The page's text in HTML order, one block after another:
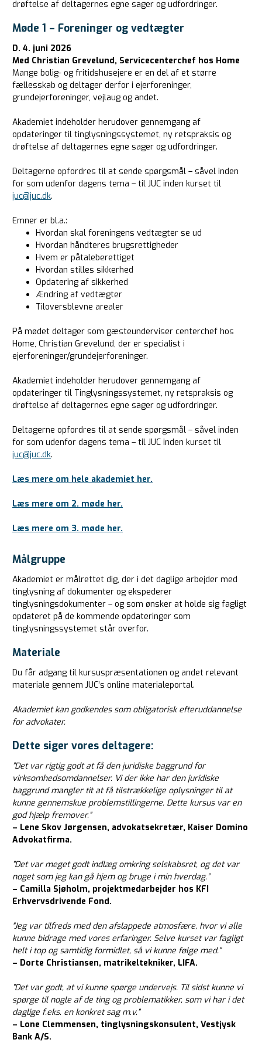
drøftelse af deltagernes egne sager og udfordringer.
Møde 1 – Foreninger og vedtægter
D. 4. juni 2026
Med Christian Grevelund, Servicecenterchef hos Home
Mange bolig- og fritidshusejere er en del af et større
fællesskab og deltager derfor i ejerforeninger,
grundejerforeninger, vejlaug og andet.
Akademiet indeholder herudover gennemgang af
opdateringer til tinglysningssystemet, ny retspraksis og
drøftelse af deltagernes egne sager og udfordringer.
Deltagerne opfordres til at sende spørgsmål – såvel inden
for som udenfor dagens tema – til JUC inden kurset til
juc@juc.dk.
Emner er bl.a.:
Hvordan skal foreningens vedtægter se ud
Hvordan håndteres brugsrettigheder
Hvem er påtaleberettiget
Hvordan stilles sikkerhed
Opdatering af sikkerhed
Ændring af vedtægter
Tiloversblevne arealer
På mødet deltager som gæsteunderviser centerchef hos
Home, Christian Grevelund, der er specialist i
ejerforeninger/grundejerforeninger.
Akademiet indeholder herudover gennemgang af
opdateringer til Tinglysningssystemet, ny retspraksis og
drøftelse af deltagernes egne sager og udfordringer.
Deltagerne opfordres til at sende spørgsmål – såvel inden
for som udenfor dagens tema – til JUC inden kurset til
juc@juc.dk.
Læs mere om hele akademiet her.
Læs mere om 2. møde her.
Læs mere om 3. møde her.
Målgruppe
Akademiet er målrettet dig, der i det daglige arbejder med
tinglysning af dokumenter og ekspederer
tinglysningsdokumenter – og som ønsker at holde sig fagligt
opdateret på de kommende opdateringer som
tinglysningssystemet står overfor.
Materiale
Du får adgang til kursuspræsentationen og andet relevant
materiale gennem JUC’s online materialeportal.
Akademiet kan godkendes som obligatorisk efteruddannelse
for advokater.
Dette siger vores deltagere:
”Det var rigtig godt at få den juridiske baggrund for
virksomhedsomdannelser. Vi der ikke har den juridiske
baggrund mangler tit at få tilstrækkelige oplysninger til at
kunne gennemskue problemstillingerne. Dette kursus var en
god hjælp fremover.”
– Lene Skov Jørgensen, advokatsekretær, Kaiser Domino
Advokatfirma.
”Det var meget godt indlæg omkring selskabsret, og det var
noget som jeg kan gå hjem og bruge i min hverdag.”
– Camilla Sjøholm, projektmedarbejder hos KFI
Erhvervsdrivende Fond.
"Jeg var tilfreds med den afslappede atmosfære, hvor vi alle
kunne bidrage med vores erfaringer. Selve kurset var fagligt
helt i top og samtidig formidlet, så vi kunne følge med."
– Dorte Christiansen, matrikeltekniker, LIFA.
”Det var godt, at vi kunne spørge undervejs. Til sidst kunne vi
spørge til nogle af de ting og problematikker, som vi har i det
daglige f.eks. en konkret sag m.v.”
– Lone Clemmensen, tinglysningskonsulent, Vestjysk
Bank A/S.